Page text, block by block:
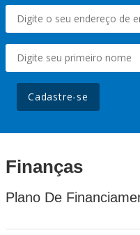
Cadastre-se
Finanças
Plano De